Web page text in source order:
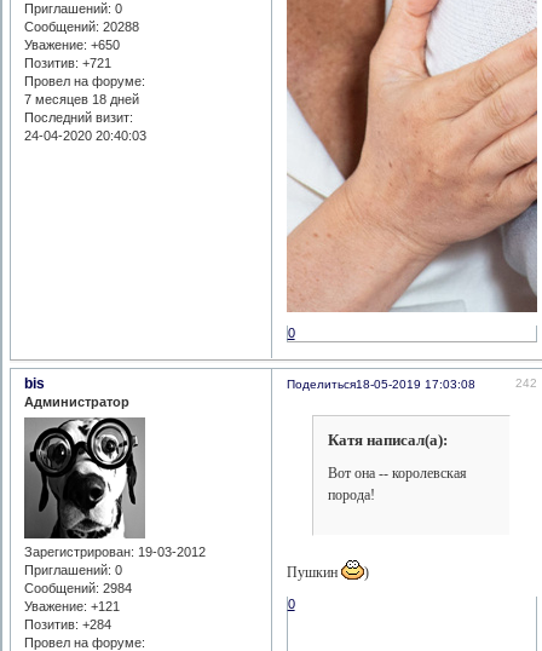
Приглашений: 0
Сообщений: 20288
Уважение: +650
Позитив: +721
Провел на форуме:
7 месяцев 18 дней
Последний визит:
24-04-2020 20:40:03
0
Поделиться 242
18-05-2019 17:03:08
bis
Администратор
Зарегистрирован: 19-03-2012
Приглашений: 0
Сообщений: 2984
Уважение: +121
Позитив: +284
Провел на форуме:
Катя написал(а):
Вот она -- королевская
порода!
Пушкин )
0